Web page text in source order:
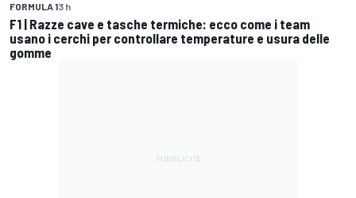
FORMULA 13 h
F1 | Razze cave e tasche termiche: ecco come i team
usano i cerchi per controllare temperature e usura delle
gomme